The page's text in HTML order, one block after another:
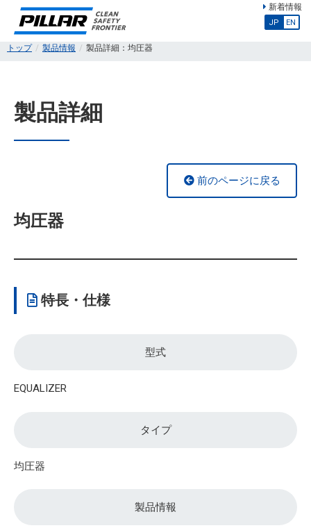
新着情報
JP EN
トップ 製品情報 製品詳細：均圧器
製品詳細
前のページに戻る
均圧器
特長・仕様
型式
EQUALIZER
タイプ
均圧器
製品情報